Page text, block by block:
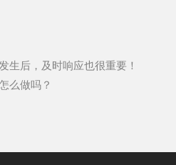
生后，及时响应也很重要！
么做吗？